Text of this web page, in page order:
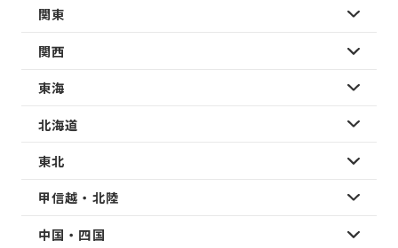
関東
関西
東海
北海道
東北
甲信越・北陸
中国・四国